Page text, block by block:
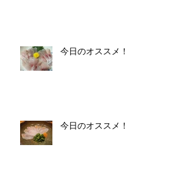
今日のオススメ！
今日のオススメ！